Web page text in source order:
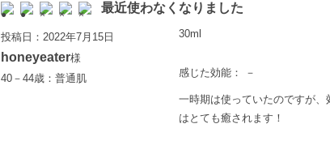
最近使わなくなりました
投稿日：2022年7月15日
honeyeater様
40－44歳：普通肌
30ml
感じた効能： －
一時期は使っていたのですが
はとても癒されます！